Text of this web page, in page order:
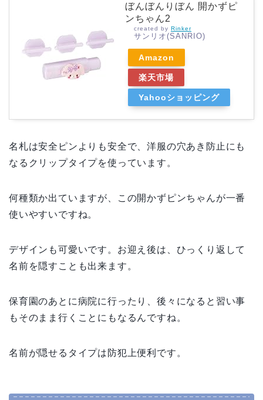
ぼんぼんりぼん 開かずピ
ンちゃん2
created by Rinker
サンリオ(SANRIO)
Amazon
楽天市場
Yahooショッピング
名札は安全ピンよりも安全で、洋服の穴あき防止にも
なるクリップタイプを使っています。
何種類か出ていますが、この開かずピンちゃんが一番
使いやすいですね。
デザインも可愛いです。お迎え後は、ひっくり返して
名前を隠すことも出来ます。
保育園のあとに病院に行ったり、後々になると習い事
もそのまま行くことにもなるんですね。
名前が隠せるタイプは防犯上便利です。